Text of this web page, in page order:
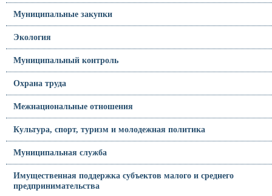
Муниципальные закупки
Экология
Муниципальный контроль
Охрана труда
Межнациональные отношения
Культура, спорт, туризм и молодежная политика
Муниципальная служба
Имущественная поддержка субъектов малого и среднего
предпринимательства